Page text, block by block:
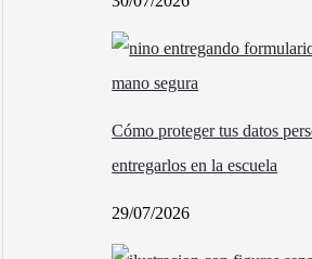
Cómo proteger tus datos
entregarlos en la escuela
29/07/2026